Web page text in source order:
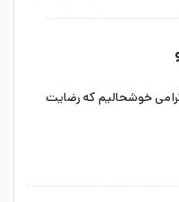
خوشحالیم که رضایت